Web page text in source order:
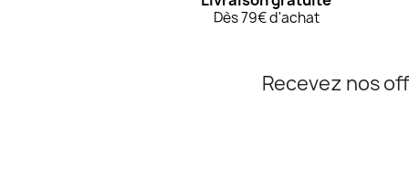
Dès 79€ d'achat
Recevez nos